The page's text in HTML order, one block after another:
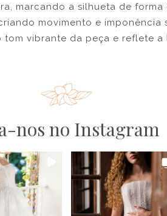
marcando a silhueta de forma
movimento e imponência
vibrante da peça e reflete a
nos no Instagram